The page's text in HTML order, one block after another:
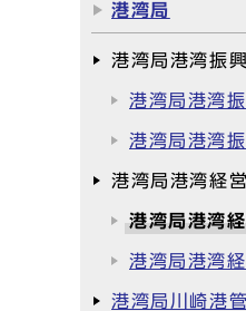
港湾局
港湾局港湾振
港湾局港湾
港湾局港湾
港湾局港湾経
港湾局港湾
港湾局港湾
港湾局川崎港